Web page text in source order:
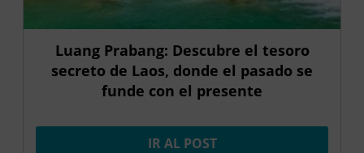
Luang Prabang: Descubre el tesoro
secreto de Laos, donde el pasado se
funde con el presente
IR AL POST